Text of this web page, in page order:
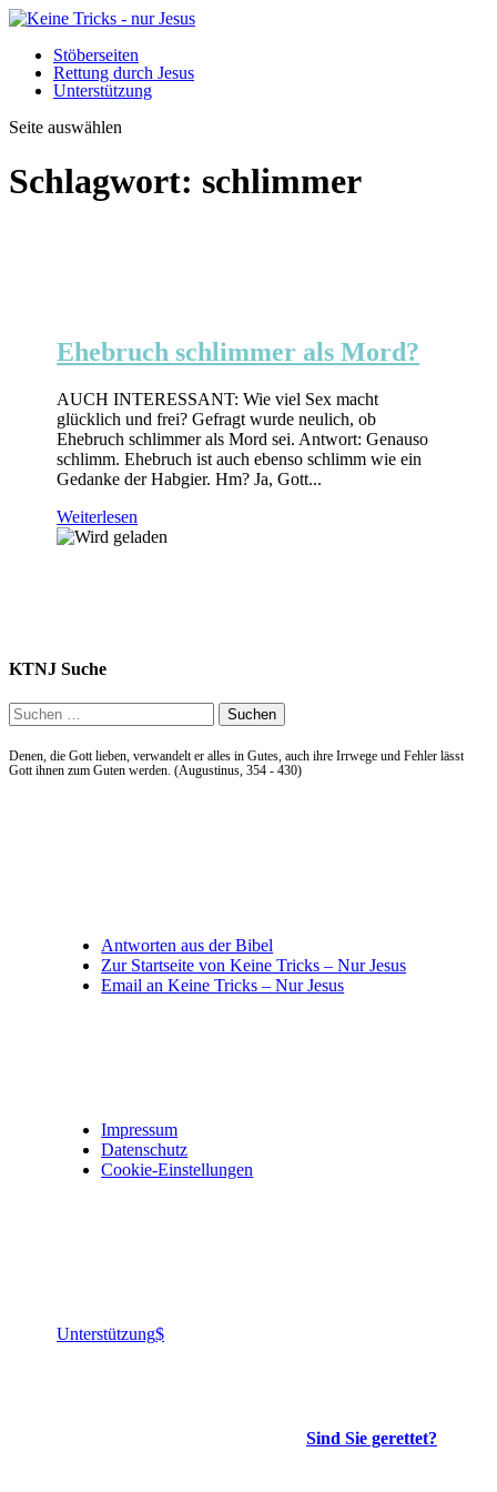
Stöberseiten
Rettung durch Jesus
Unterstützung
Seite auswählen
Schlagwort: schlimmer
Ehebruch schlimmer als Mord?
AUCH INTERESSANT: Wie viel Sex macht
glücklich und frei? Gefragt wurde neulich, ob
Ehebruch schlimmer als Mord sei. Antwort: Genauso
schlimm. Ehebruch ist auch ebenso schlimm wie ein
Gedanke der Habgier. Hm? Ja, Gott...
Weiterlesen
KTNJ Suche
Suchen
nach:
Denen, die Gott lieben, verwandelt er alles in Gutes, auch ihre Irrwege und Fehler lässt
Gott ihnen zum Guten werden. (Augustinus, 354 - 430)
Antworten aus der Bibel
Zur Startseite von Keine Tricks – Nur Jesus
Email an Keine Tricks – Nur Jesus
Impressum
Datenschutz
Cookie-Einstellungen
Unterstützung
Sind Sie gerettet?